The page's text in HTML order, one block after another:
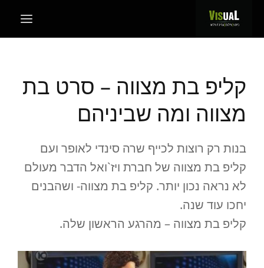
קליפ בת מצווה – סרט בת
מצווה ומה שביניהם
בנות רק רוצות לכייף שרה סינדי לאופר ועם
קליפ בת מצווה של חברת ויז`ואל הדבר מעולם
לא נראה נכון יותר. קליפ בת מצווה- ושהבנים
יחכו עוד שנה.
קליפ בת מצווה – מהרגע הראשון שלה.